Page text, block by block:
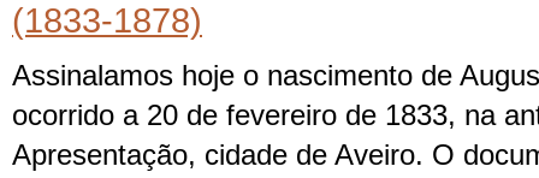
(1833-1878)
Assinalamos hoje o nascimento de
ocorrido a 20 de fevereiro de 1833, na
Apresentação, cidade de Aveiro. O